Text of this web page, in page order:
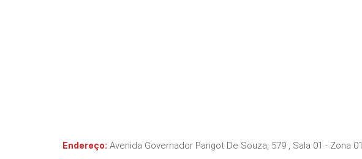
Endereço: Avenida Governador Parigot De Souza, 579 , Sala 01 - Zona 01